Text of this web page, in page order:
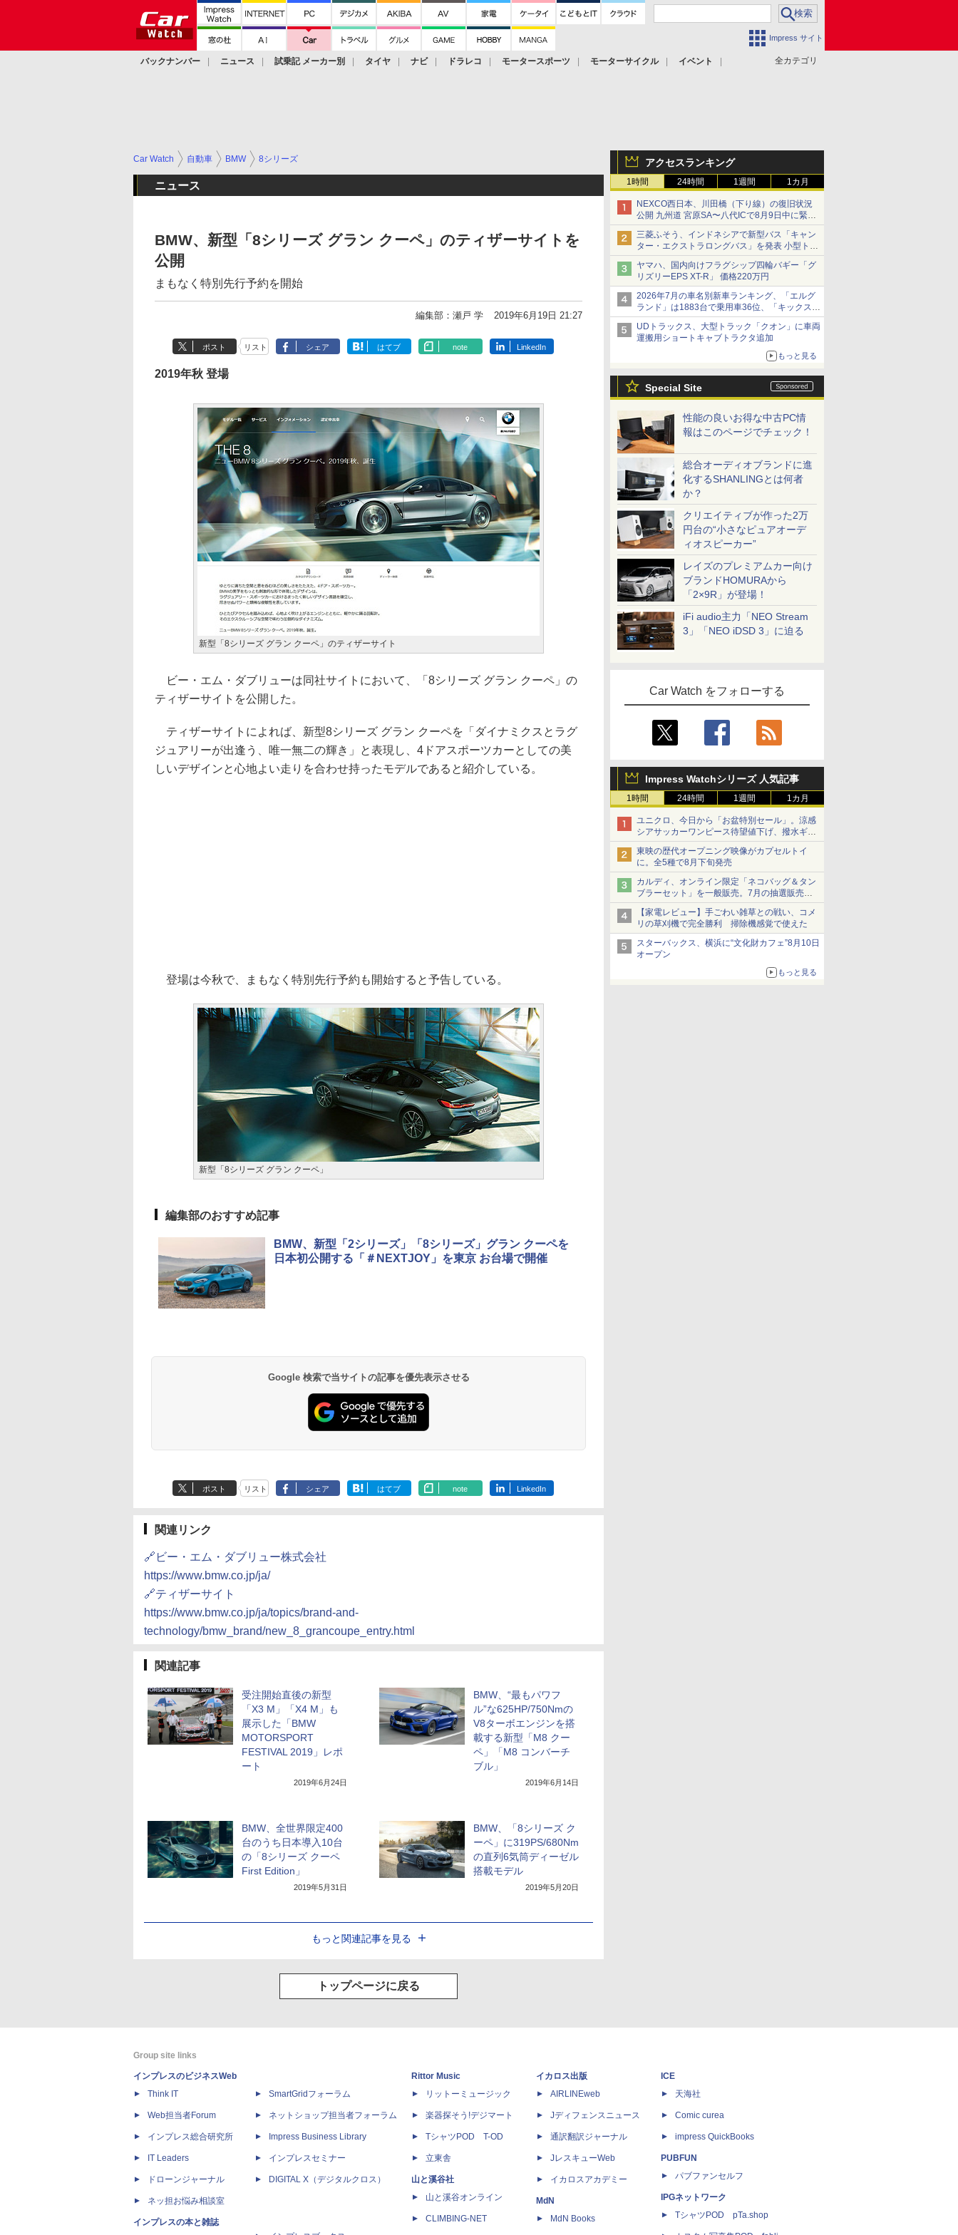
Impress サイト
全カテゴリ
バックナンバー ニュース 試乗記 メーカー別 タイヤ ナビ ドラレコ モータースポーツ モーターサイクル
イベント
アクセスランキング
1時間 24時間 1週間 1カ月
NEXCO西日本、川田橋（下り線）の復旧状況
公開 九州道 宮原SA〜八代ICで8月9日中に緊急
車両を通行可能に
三菱ふそう、インドネシアで新型バス「キャン
ター・エクストラロングバス」を発表 小型トラ
ックベースの観光・旅客輸送向けバス
ヤマハ、国内向けフラグシップ四輪バギー「グ
リズリーEPS XT-R」 価格220万円
2026年7月の車名別新車ランキング、「エルグ
ランド」は1883台で乗用車36位、「キックス」
は2591台で27位に
UDトラックス、大型トラック「クオン」に車両
運搬用ショートキャブトラクタ追加
もっと見る
Special Site
性能の良いお得な中古PC情
報はこのページでチェック！
総合オーディオブランドに進
化するSHANLINGとは何者
か？
クリエイティブが作った2万
円台の“小さなピュアオーデ
ィオスピーカー”
レイズのプレミアムカー向け
ブランドHOMURAから
「2×9R」が登場！
iFi audio主力「NEO Stream
3」「NEO iDSD 3」に迫る
Car Watch をフォローする
Impress Watchシリーズ 人気記事
1時間 24時間 1週間 1カ月
ユニクロ、今日から「お盆特別セール」。涼感
シアサッカーワンピース待望値下げ、撥水ギア
ショーツは1990円に
東映の歴代オープニング映像がカプセルトイ
に。全5種で8月下旬発売
カルディ、オンライン限定「ネコバッグ＆タン
ブラーセット」を一般販売。7月の抽選販売の
当選無効分
【家電レビュー】手ごわい雑草との戦い、コメ
リの草刈機で完全勝利 掃除機感覚で使えた
スターバックス、横浜に“文化財カフェ”8月10日
オープン
もっと見る
Car Watch 自動車 BMW 8シリーズ
ニュース
BMW、新型「8シリーズ グラン クーペ」のティザーサイトを
公開
まもなく特別先行予約を開始
編集部：瀬戸 学 2019年6月19日 21:27
ポスト リスト シェア はてブ note LinkedIn
2019年秋 登場
新型「8シリーズ グラン クーペ」のティザーサイト
ビー・エム・ダブリューは同社サイトにおいて、「8シリーズ グラン クーペ」の
ティザーサイトを公開した。
ティザーサイトによれば、新型8シリーズ グラン クーペを「ダイナミクスとラグ
ジュアリーが出逢う、唯一無二の輝き」と表現し、4ドアスポーツカーとしての美
しいデザインと心地よい走りを合わせ持ったモデルであると紹介している。
登場は今秋で、まもなく特別先行予約も開始すると予告している。
新型「8シリーズ グラン クーペ」
編集部のおすすめ記事
BMW、新型「2シリーズ」「8シリーズ」グラン クーペを
日本初公開する「＃NEXTJOY」を東京 お台場で開催
Google 検索で当サイトの記事を優先表示させる
ポスト リスト シェア はてブ note LinkedIn
関連リンク
🔗ビー・エム・ダブリュー株式会社
https://www.bmw.co.jp/ja/
🔗ティザーサイト
https://www.bmw.co.jp/ja/topics/brand-and-
technology/bmw_brand/new_8_grancoupe_entry.html
関連記事
受注開始直後の新型
「X3 M」「X4 M」も
展示した「BMW
MOTORSPORT
FESTIVAL 2019」レポ
ート
2019年6月24日
BMW、“最もパワフ
ル”な625HP/750Nmの
V8ターボエンジンを搭
載する新型「M8 クー
ペ」「M8 コンバーチ
ブル」
2019年6月14日
BMW、全世界限定400
台のうち日本導入10台
の「8シリーズ クーペ
First Edition」
2019年5月31日
BMW、「8シリーズ ク
ーペ」に319PS/680Nm
の直列6気筒ディーゼル
搭載モデル
2019年5月20日
もっと関連記事を見る
トップページに戻る
Group site links
インプレスのビジネスWeb
Think IT
Web担当者Forum
インプレス総合研究所
IT Leaders
ドローンジャーナル
ネッ担お悩み相談室
インプレスの本と雑誌
SmartGridフォーラム
ネットショップ担当者フォーラム
Impress Business Library
インプレスセミナー
DIGITAL X（デジタルクロス）
Rittor Music
リットーミュージック
楽器探そう!デジマート
TシャツPOD T-OD
立東舎
山と溪谷社
山と溪谷オンライン
CLIMBING-NET
イカロス出版
AIRLINEweb
Jディフェンスニュース
通訳翻訳ジャーナル
JレスキューWeb
イカロスアカデミー
MdN
MdN Books
ICE
天海社
Comic curea
impress QuickBooks
PUBFUN
パブファンセルフ
IPGネットワーク
TシャツPOD pTa.shop